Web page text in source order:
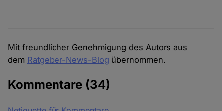
Mit freundlicher Genehmigung des Autors aus
dem Ratgeber-News-Blog übernommen.
Kommentare (34)